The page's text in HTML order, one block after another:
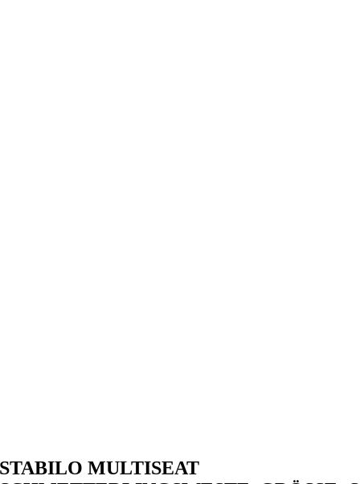
STABILO MULTISEAT